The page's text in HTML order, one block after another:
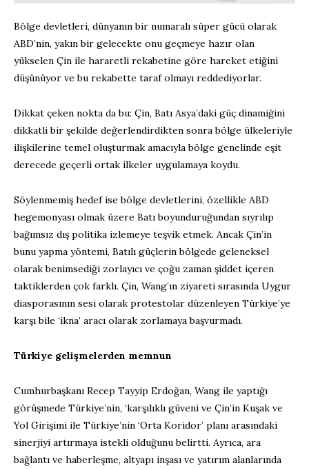
Bölge devletleri, dünyanın bir numaralı süper gücü olarak
ABD’nin, yakın bir gelecekte onu geçmeye hazır olan
yükselen Çin ile hararetli rekabetine göre hareket etiğini
düşünüyor ve bu rekabette taraf olmayı reddediyorlar.
Dikkat çeken nokta da bu: Çin, Batı Asya’daki güç dinamiğini
dikkatli bir şekilde değerlendirdikten sonra bölge ülkeleriyle
ilişkilerine temel oluşturmak amacıyla bölge genelinde eşit
derecede geçerli ortak ilkeler uygulamaya koydu.
Söylenmemiş hedef ise bölge devletlerini, özellikle ABD
hegemonyası olmak üzere Batı boyunduruğundan sıyrılıp
bağımsız dış politika izlemeye teşvik etmek. Ancak Çin’in
bunu yapma yöntemi, Batılı güçlerin bölgede geleneksel
olarak benimsediği zorlayıcı ve çoğu zaman şiddet içeren
taktiklerden çok farklı. Çin, Wang’ın ziyareti sırasında Uygur
diasporasının sesi olarak protestolar düzenleyen Türkiye’ye
karşı bile ‘ikna’ aracı olarak zorlamaya başvurmadı.
Türkiye gelişmelerden memnun
Cumhurbaşkanı Recep Tayyip Erdoğan, Wang ile yaptığı
görüşmede Türkiye’nin, ‘karşılıklı güveni ve Çin’in Kuşak ve
Yol Girişimi ile Türkiye’nin ‘Orta Koridor’ planı arasındaki
sinerjiyi artırmaya istekli olduğunu belirtti. Ayrıca, ara
bağlantı ve haberleşme, altyapı inşası ve yatırım alanlarında